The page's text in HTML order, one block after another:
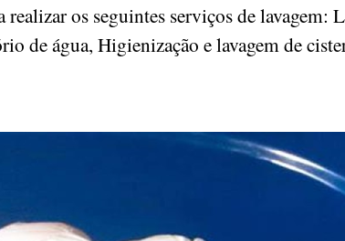
os seguintes serviços de lavagem:
de água, Higienização e lavagem de